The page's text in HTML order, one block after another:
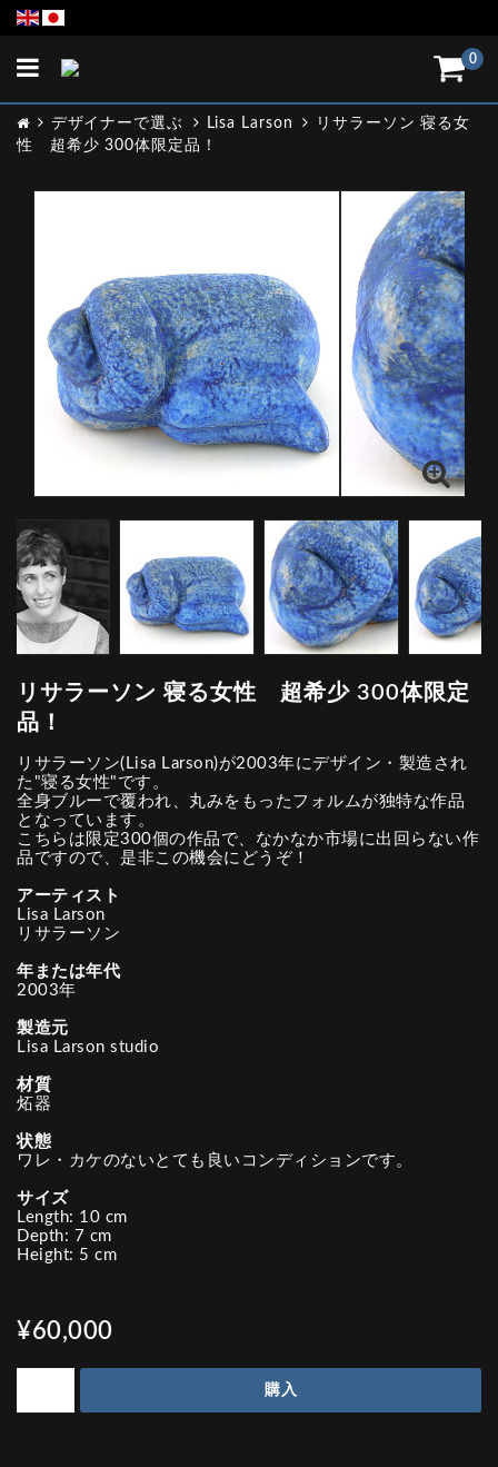
0
Toggle
デザイナーで選ぶ Lisa Larson
リサラーソン 寝る女
性 超希少 300体限定品！
リサラーソン 寝る女性 超希少 300体限定
品！
リサラーソン(Lisa Larson)が2003年にデザイン・製造され
た"寝る女性"です。
全身ブルーで覆われ、丸みをもったフォルムが独特な作品
となっています。
こちらは限定300個の作品で、なかなか市場に出回らない作
品ですので、是非この機会にどうぞ！
アーティスト
Lisa Larson
リサラーソン
年または年代
2003年
製造元
Lisa Larson studio
材質
炻器
状態
ワレ・カケのないとても良いコンディションです。
サイズ
Length: 10 cm
Depth: 7 cm
Height: 5 cm
¥60,000
購入